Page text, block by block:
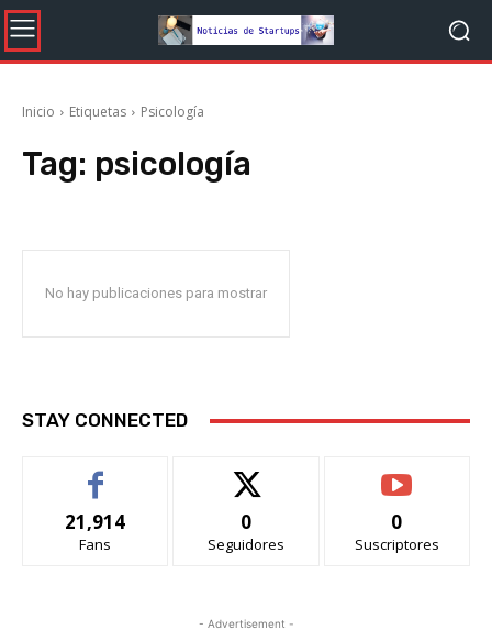
Inicio Etiquetas Psicología
Tag: psicología
No hay publicaciones para mostrar
STAY CONNECTED
21,914
Fans
0
Seguidores
0
Suscriptores
- Advertisement -